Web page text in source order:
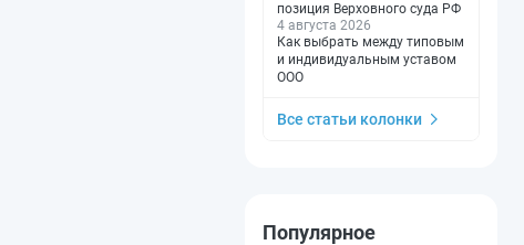
позиция Верховного суда РФ
4 августа 2026
Как выбрать между типовым
и индивидуальным уставом
ООО
Все статьи колонки
Популярное